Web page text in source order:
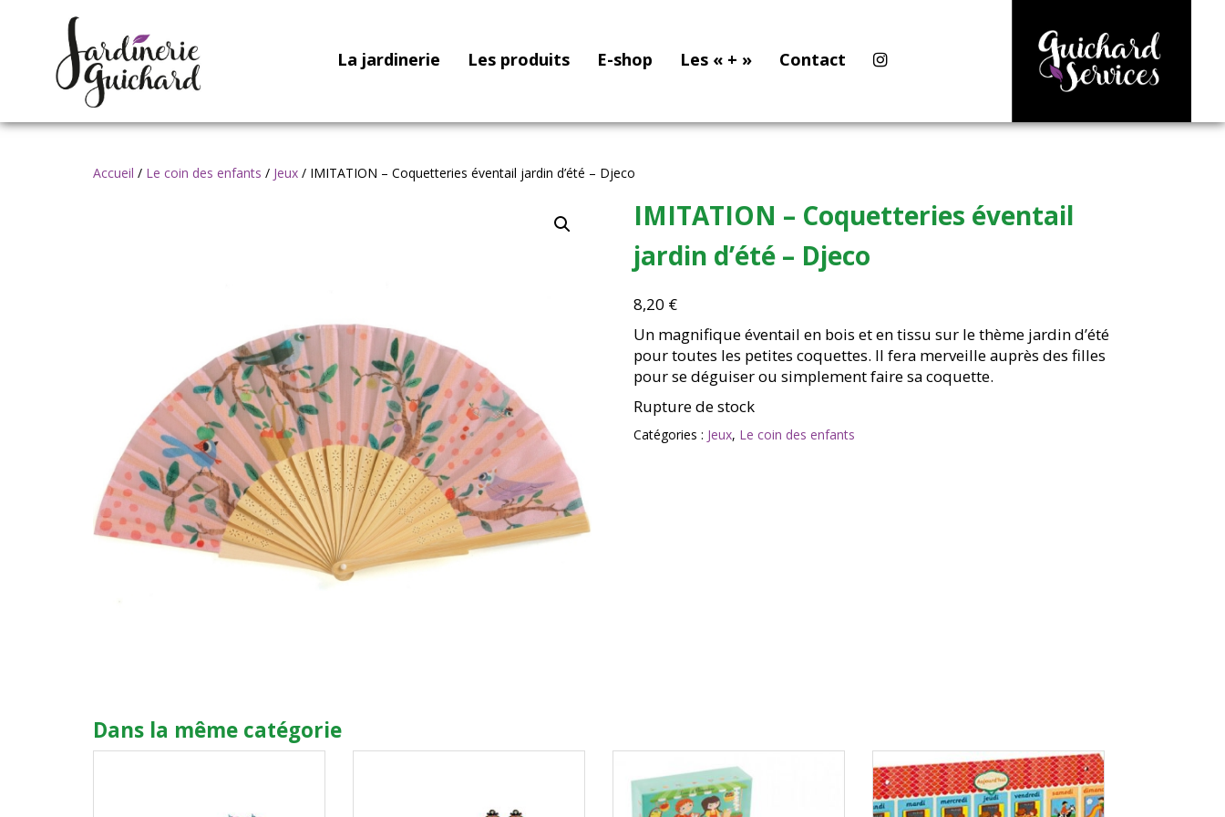
La jardinerie Les produits E-shop Les « + » Contact
Accueil / Le coin des enfants / Jeux / IMITATION – Coquetteries éventail jardin d’été – Djeco
IMITATION – Coquetteries éventail
jardin d’été – Djeco
8,20 €
Un magnifique éventail en bois et en tissu sur le thème jardin d’été
pour toutes les petites coquettes. Il fera merveille auprès des filles
pour se déguiser ou simplement faire sa coquette.
Rupture de stock
Catégories : Jeux, Le coin des enfants
Dans la même catégorie